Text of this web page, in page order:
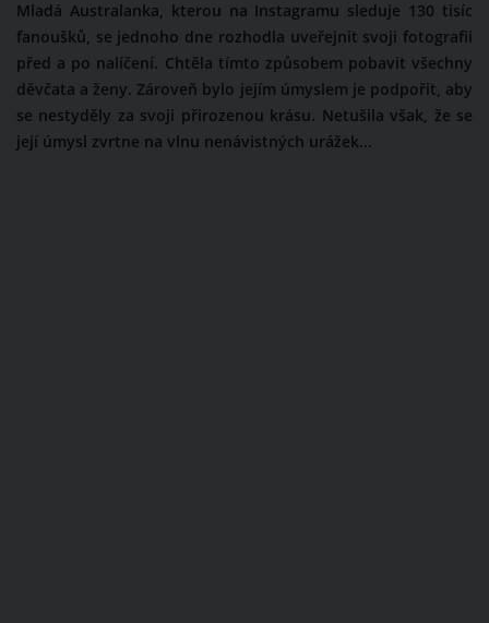
Mladá Australanka, kterou na Instagramu sleduje 130 tisíc
fanoušků, se jednoho dne rozhodla uveřejnit svoji fotografii
před a po nalíčení. Chtěla tímto způsobem pobavit všechny
děvčata a ženy. Zároveň bylo jejím úmyslem je podpořit, aby
se nestyděly za svoji přirozenou krásu. Netušila však, že se
její úmysl zvrtne na vlnu nenávistných urážek...